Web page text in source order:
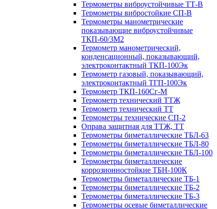
Термометры виброустойчивые ТТ-В
Термометры вибростойкие СП-В
Термометры манометрические
показывающие виброустойчивые
ТКП-60/3М2
Термометр манометрический,
конденсационный, показывающий,
электроконтактный ТКП-100Эк
Термометр газовый, показывающий,
электроконтактный ТГП-100Эк
Термометр ТКП-160Сг-М
Термометр технический ТТЖ
Термометр технический ТТ
Термометры технические СП-2
Оправа защитная для ТТЖ, ТТ
Термометры биметаллические ТБЛ-63
Термометры биметаллические ТБЛ-80
Термометры биметаллические ТБЛ-100
Термометры биметаллические
коррозионностойкие ТБН-100К
Термометры биметаллические ТБ-1
Термометры биметаллические ТБ-2
Термометры биметаллические ТБ-3
Термометры осевые биметаллические